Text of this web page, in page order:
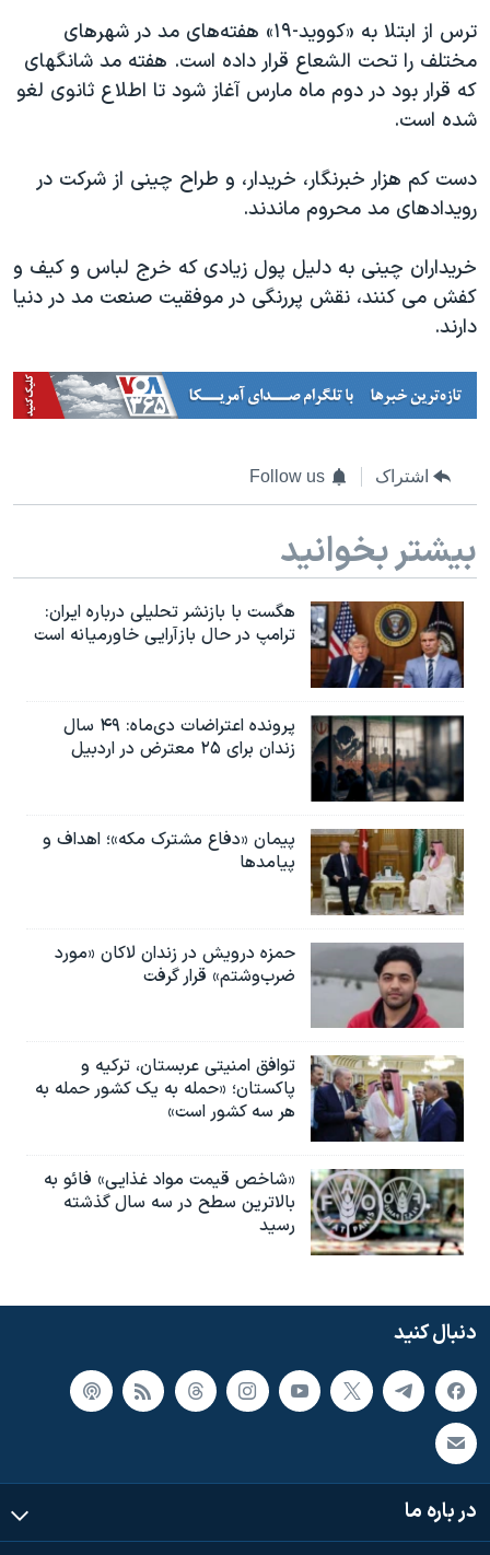
ترس از ابتلا به «کووید-۱۹» هفته‌های مد در شهرهای
مختلف را تحت الشعاع قرار داده است. هفته مد شانگهای
که قرار بود در دوم ماه مارس آغاز شود تا اطلاع ثانوی لغو
شده است.
دست کم هزار خبرنگار، خریدار، و طراح چینی از شرکت در
رویدادهای مد محروم ماندند.
خریداران چینی به دلیل پول زیادی که خرج لباس و کیف و
کفش می کنند، نقش پررنگی در موفقیت صنعت مد در دنیا
دارند.
اشتراک Follow us
بیشتر بخوانید
هگست با بازنشر تحلیلی درباره ایران:
ترامپ در حال بازآرایی خاورمیانه است
پرونده اعتراضات دی‌ماه: ۴۹ سال
زندان برای ۲۵ معترض در اردبیل
پیمان «دفاع مشترک مکه»؛ اهداف و
پیامدها
حمزه درویش در زندان لاکان «مورد
ضرب‌وشتم» قرار گرفت
توافق امنیتی عربستان، ترکیه و
پاکستان؛ «حمله به یک کشور حمله به
هر سه کشور است»
«شاخص قیمت مواد غذایی» فائو به
بالاترین سطح در سه سال گذشته
رسید
دنبال کنید
در باره ما